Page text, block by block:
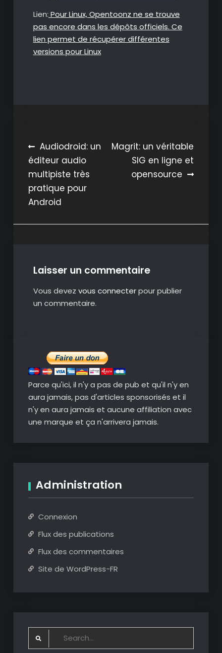
Lien: Pour Linux, Opentoonz ne se trouve
pas encore dans les dépôts officiels. Ce
lien permet de récupérer différentes
versions pour Linux
Navigation
de
l’article
Audiodroid: un
éditeur audio
multipiste très
pratique pour
Android
Magrit: un véritable
SIG en ligne et
opensource
Laisser un commentaire
Vous devez vous connecterpour publier
un commentaire.
Parce qu'ici, il n'y a pas de pub et qu'il n'y en
aura jamais, pas d'articles sponsorisés et il
n'y en aura jamais et aucune affiliation avec
une marque et ça n'arrivera jamais.
Administration
Connexion
Flux des publications
Flux des commentaires
Site de WordPress-FR
Search